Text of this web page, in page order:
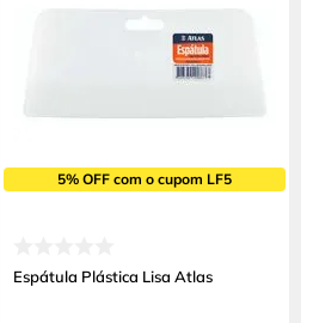
5% OFF com o cupom LF5
Espátula Plástica Lisa Atlas